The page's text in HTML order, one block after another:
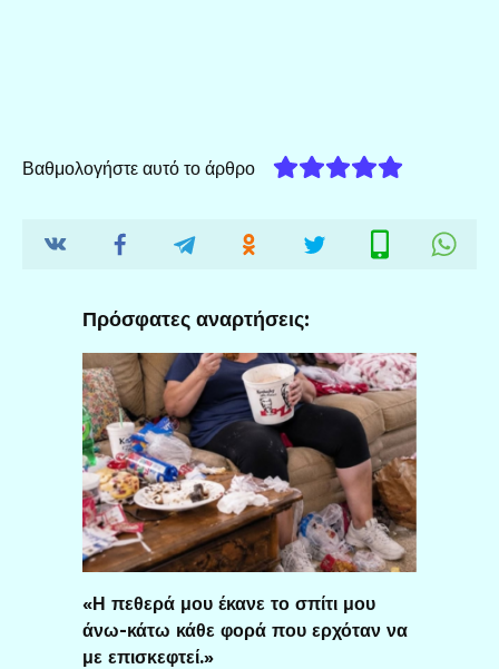
Βαθμολογήστε αυτό το άρθρο
Πρόσφατες αναρτήσεις:
«Η πεθερά μου έκανε το σπίτι μου
άνω-κάτω κάθε φορά που ερχόταν να
με επισκεφτεί.»